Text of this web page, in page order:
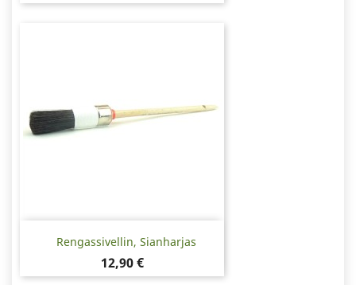
Rengassivellin, Sianharjas
Hinta
12,90 €